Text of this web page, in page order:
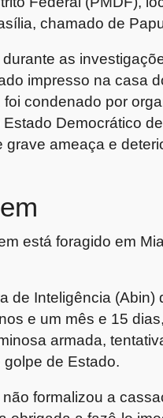
chamado de
as
impresso na casa
condenado por
Democrático
ameaça e
está foragido em
de Inteligência
e um mês e 15
armada,
de Estado.
formalizou a